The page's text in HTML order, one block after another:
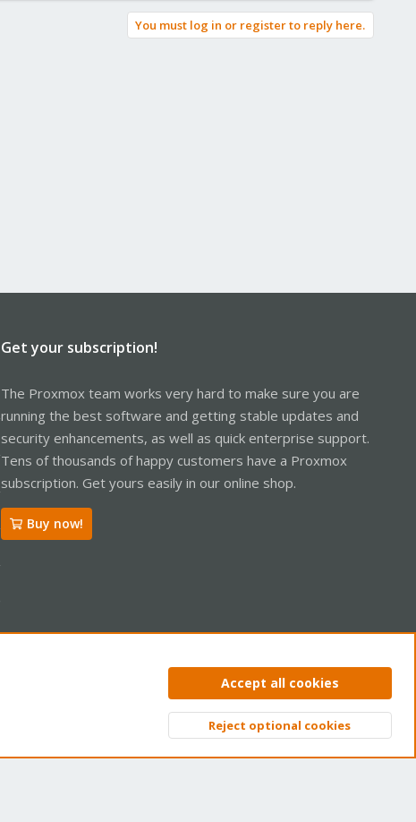
You must log in or register to reply here.
Get your subscription!
The Proxmox team works very hard to make sure you are
running the best software and getting stable updates and
security enhancements, as well as quick enterprise support.
Tens of thousands of happy customers have a Proxmox
subscription. Get yours easily in our online shop.
Buy now!
Privacy policy Help Home
Top
Accept all cookies
Reject optional cookies